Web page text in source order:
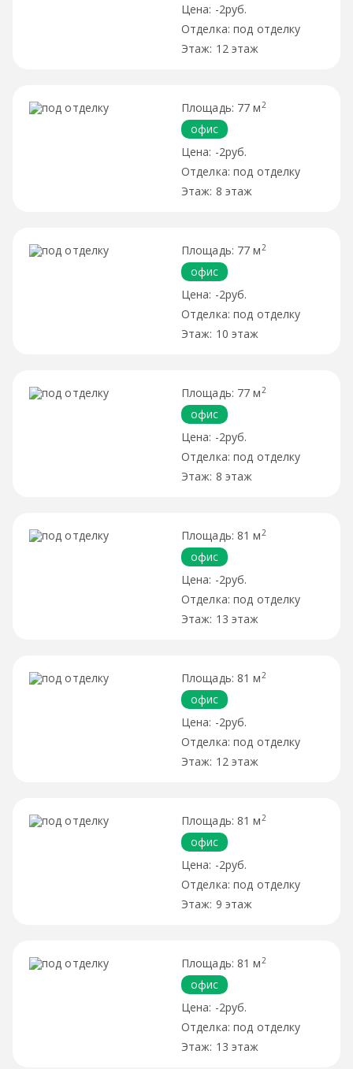
-2руб.
под отделку
12 этаж
77 м 2
офис
-2руб.
под отделку
8 этаж
77 м 2
офис
-2руб.
под отделку
10 этаж
77 м 2
офис
-2руб.
под отделку
8 этаж
81 м 2
офис
-2руб.
под отделку
13 этаж
81 м 2
офис
-2руб.
под отделку
12 этаж
81 м 2
офис
-2руб.
под отделку
9 этаж
81 м 2
офис
-2руб.
под отделку
13 этаж